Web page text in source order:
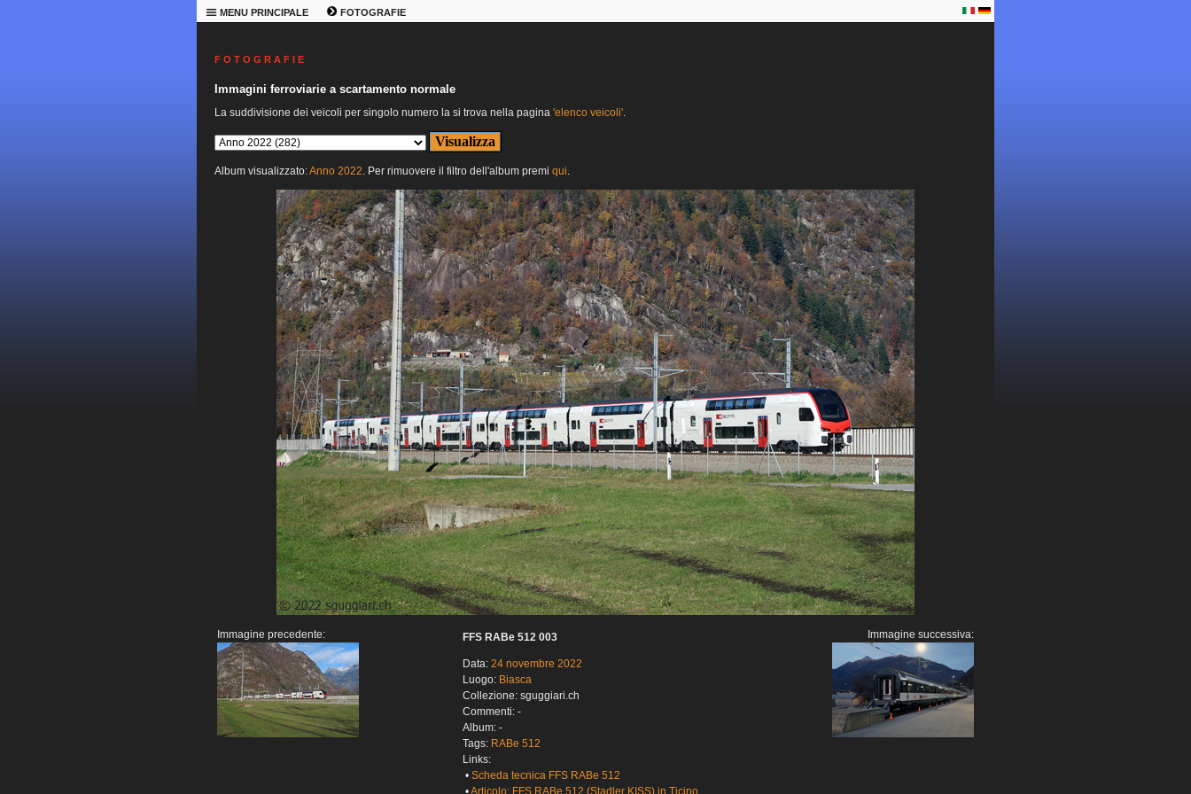
MENU PRINCIPALE FOTOGRAFIE
F O T O G R A F I E
Immagini ferroviarie a scartamento normale
La suddivisione dei veicoli per singolo numero la si trova nella pagina 'elenco veicoli'.
Album visualizzato:Anno 2022. Per rimuovere il filtro dell'album premi qui.
Immagine precedente: FFS RABe 512 003
Data: 24 novembre 2022
Luogo: Biasca
Collezione: sguggiari.ch
Commenti: -
Album: -
Tags: RABe 512
Links:
• Scheda tecnica FFS RABe 512
Immagine successiva: